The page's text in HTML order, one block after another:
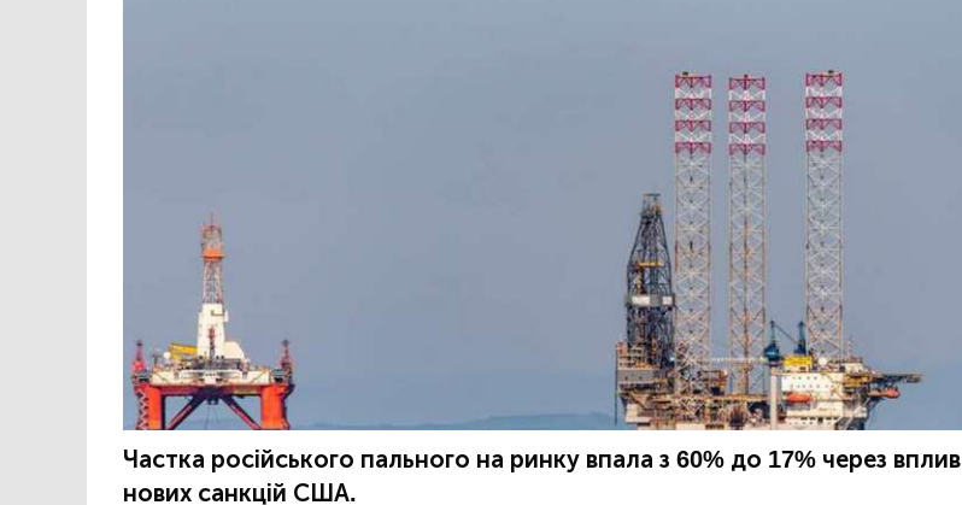
Частка російського пального на ринку впала з 60% до 17% через вплив
нових санкцій США.